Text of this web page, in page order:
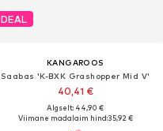
DEAL
KANGAROOS
Saabas 'K-BXK Grashopper Mid V'
40,41 €
Algselt: 44,90 €
Viimane madalaim hind:35,92 €